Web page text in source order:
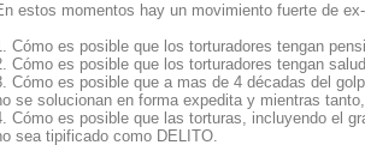
estos momentos hay un movimiento fuerte de
Cómo es posible que los torturadores tengan
Cómo es posible que los torturadores tengan
Cómo es posible que a mas de 4 décadas del
se solucionan en forma expedita y mientras
Cómo es posible que las torturas, incluyendo el
sea tipificado como DELITO.